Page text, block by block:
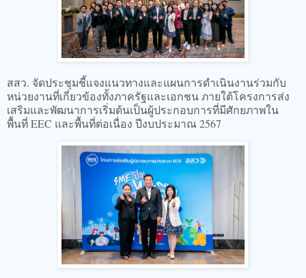
สสว. จัดประชุมชี้แจงแนวทางและแผนการดำเนินงานร่วมกับ
หน่วยงานที่เกี่ยวข้องทั้งภาครัฐและเอกชน ภายใต้โครงการส่ง
เสริมและพัฒนาการเริ่มต้นเป็นผู้ประกอบการที่มีศักยภาพใน
พื้นที่ EEC และพื้นที่ต่อเนื่อง ปีงบประมาณ 2567